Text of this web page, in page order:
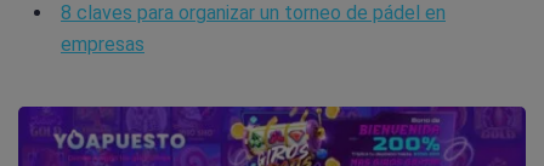
8 claves para organizar un torneo de pádel en
empresas